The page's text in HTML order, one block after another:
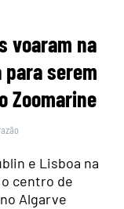
voaram na
para serem
Zoomarine
e Lisboa na
centro de
Algarve